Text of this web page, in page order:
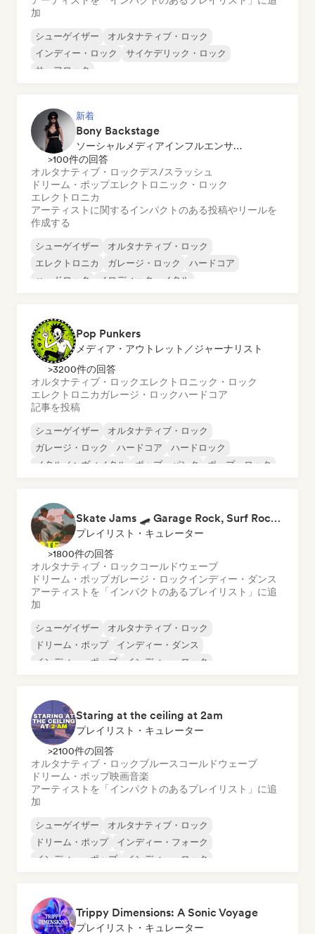
加
シューゲイザー
オルタナティブ・ロック
インディー・ロック
サイケデリック・ロック
サーフロック
新着
Bony Backstage
ソーシャルメディアインフルエンサー
>100件の回答
オルタナティブ・ロックデス/スラッシュ
ドリーム・ポップエレクトロニック・ロック
エレクトロニカ
アーティストに関するインパクトのある投稿やリールを
作成する
シューゲイザー
オルタナティブ・ロック
エレクトロニカ
ガレージ・ロック
ハードコア
ハードロック
メロディック・メタル
Pop Punkers
メディア・アウトレット／ジャーナリスト
>3200件の回答
オルタナティブ・ロックエレクトロニック・ロック
エレクトロニカガレージ・ロックハードコア
記事を投稿
シューゲイザー
オルタナティブ・ロック
ガレージ・ロック
ハードコア
ハードロック
メタル／ヘヴィメタル
ポップ・パンク ポップ・ロック
Skate Jams 🛹 Garage Rock, Surf Rock & Neo-Psych
プレイリスト・キュレーター
>1800件の回答
オルタナティブ・ロック コールドウェーブ
ドリーム・ポップガレージ・ロックインディー・ダンス
アーティストを「インパクトのあるプレイリスト」に追
加
シューゲイザー
オルタナティブ・ロック
ドリーム・ポップ
インディー・ダンス
インディー・ポップ
インディー・ロック
Staring at the ceiling at 2am
プレイリスト・キュレーター
>2100件の回答
オルタナティブ・ロックブルース コールドウェーブ
ドリーム・ポップ映画音楽
アーティストを「インパクトのあるプレイリスト」に追
加
シューゲイザー
オルタナティブ・ロック
ドリーム・ポップ
インディー・フォーク
インディー・ポップ
インディー・ロック
Trippy Dimensions: A Sonic Voyage
プレイリスト・キュレーター